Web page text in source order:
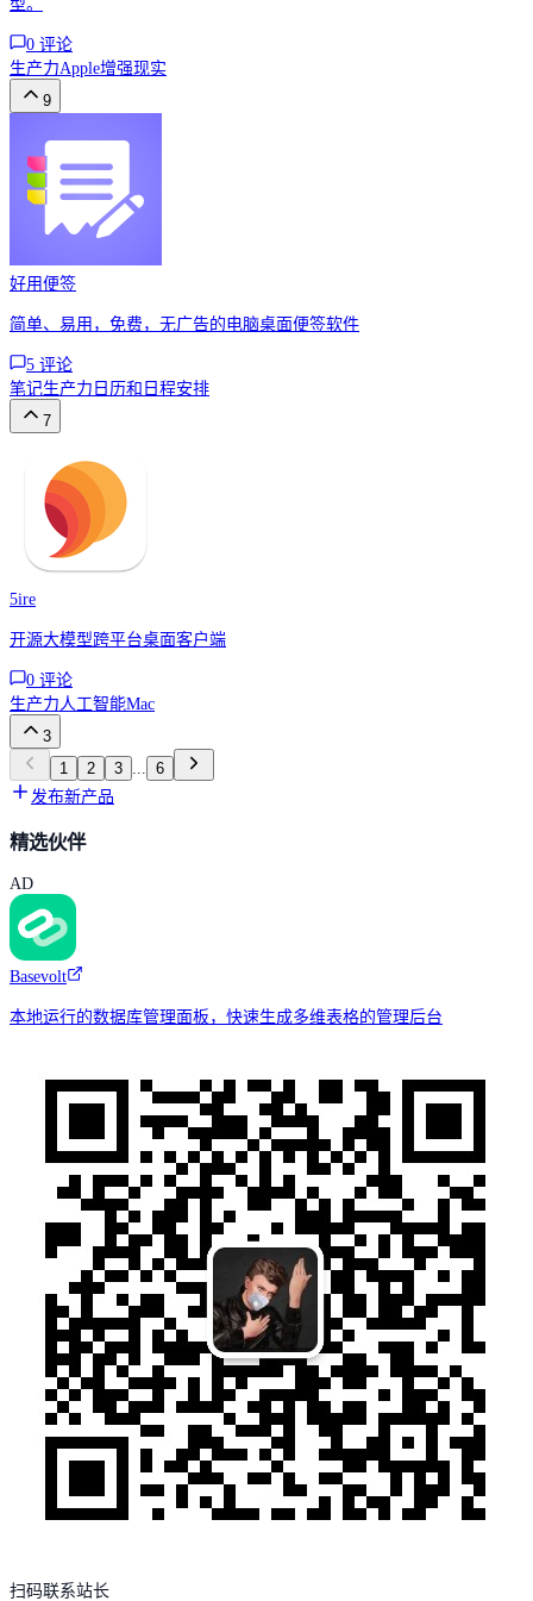
型。
0 评论
生产力Apple增强现实
9
好用便签
简单、易用，免费，无广告的电脑桌面便签软件
5 评论
笔记生产力 日历和日程安排
7
5ire
开源大模型跨平台桌面客户端
0 评论
生产力人工智能Mac
3
1
2 3 ... 6
发布新产品
精选伙伴
AD
Basevolt
本地运行的数据库管理面板，快速生成多维表格的管理后台
扫码联系站长